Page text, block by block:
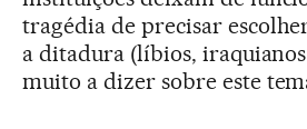
tragédia de precisar
a ditadura (líbios,
muito a dizer sobre este